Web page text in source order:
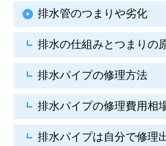
排水管のつまりや劣化
排水の仕組みとつまりの
排水パイプの修理方法
排水パイプの修理費用相
排水パイプは自分で修理